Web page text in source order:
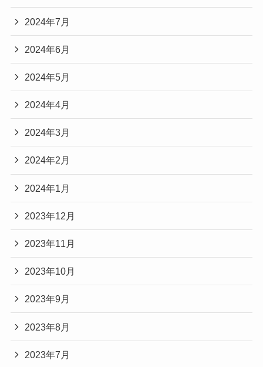
2024年7月
2024年6月
2024年5月
2024年4月
2024年3月
2024年2月
2024年1月
2023年12月
2023年11月
2023年10月
2023年9月
2023年8月
2023年7月